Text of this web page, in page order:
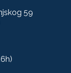
59